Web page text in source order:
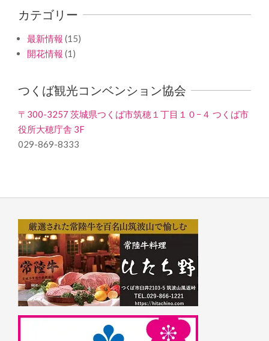
カテゴリー
最新情報 (15)
開花情報 (1)
つくば観光コンベンション協会
〒300-3257 茨城県つくば市筑穂１丁目１０−４ つくば市
役所大穂庁舎 3F
029-869-8333